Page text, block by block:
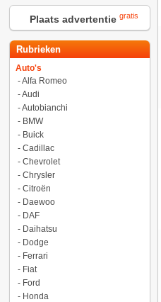
Plaats advertentie gratis
Rubrieken
Auto's
-Alfa Romeo
-Audi
-Autobianchi
- BMW
- Buick
- Cadillac
- Chevrolet
- Chrysler
- Citroën
- Daewoo
- DAF
- Daihatsu
- Dodge
- Ferrari
- Fiat
- Ford
- Honda